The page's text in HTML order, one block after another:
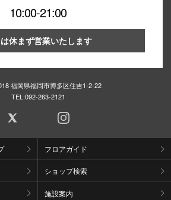
10:00-21:00
休まず営業いたします
福岡県福岡市博多区住吉1-2-22
TEL:092-263-2121
フロアガイド
ショップ検索
施設案内